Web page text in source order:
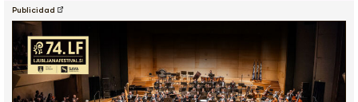
Publicidad